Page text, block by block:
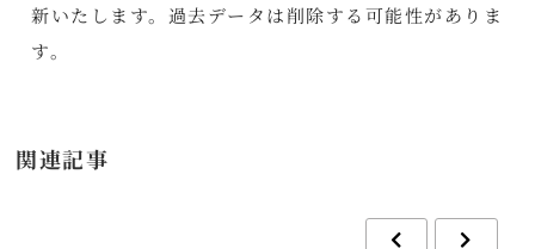
新いたします。過去データは削除する可能性がありま
す。
関連記事